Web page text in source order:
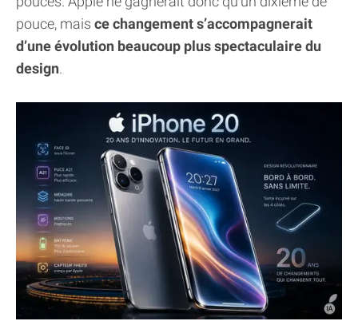
pouce, mais ce changement s’accompagnerait
d’une évolution beaucoup plus spectaculaire du
design.